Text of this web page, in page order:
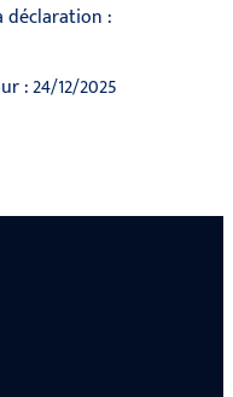
déclaration :
: 24/12/2025